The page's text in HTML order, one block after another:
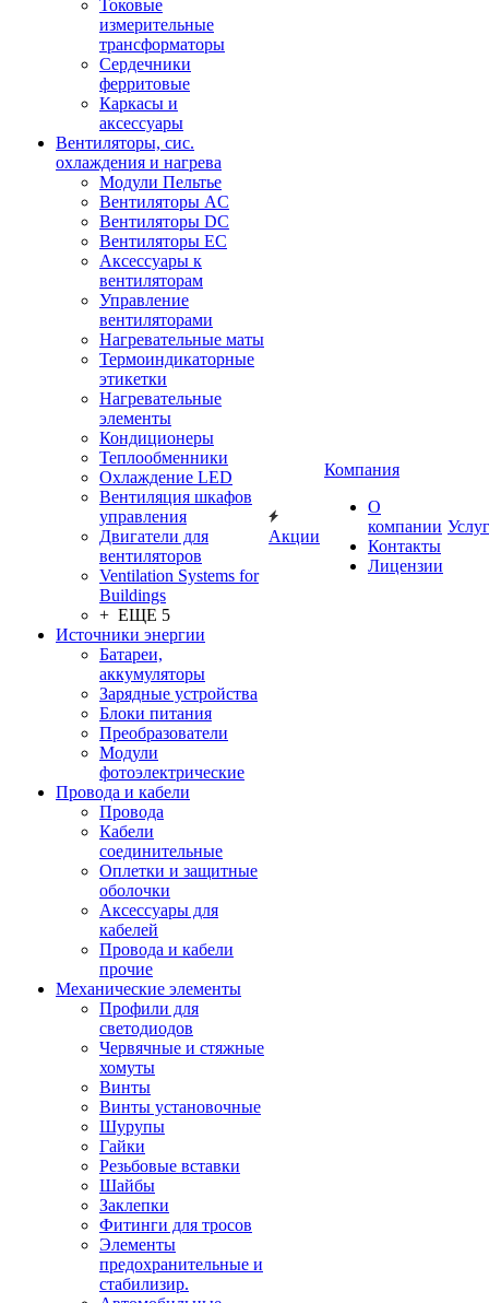
Токовые
измерительные
трансформаторы
Сердечники
ферритовые
Каркасы и
аксессуары
Вентиляторы, сис.
охлаждения и нагрева
Модули Пельтье
Вентиляторы AC
Вентиляторы DC
Вентиляторы EC
Аксессуары к
вентиляторам
Управление
вентиляторами
Нагревательные маты
Термоиндикаторные
этикетки
Нагревательные
элементы
Кондиционеры
Теплообменники
Охлаждение LED
Вентиляция шкафов
управления
Двигатели для
вентиляторов
Ventilation Systems for
Buildings
+ ЕЩЕ 5
Источники энергии
Батареи,
аккумуляторы
Зарядные устройства
Блоки питания
Преобразователи
Модули
фотоэлектрические
Провода и кабели
Провода
Кабели
соединительные
Оплетки и защитные
оболочки
Аксессуары для
кабелей
Провода и кабели
прочие
Механические элементы
Профили для
светодиодов
Червячные и стяжные
хомуты
Винты
Винты установочные
Шурупы
Гайки
Резьбовые вставки
Шайбы
Заклепки
Фитинги для тросов
Элементы
предохранительные и
стабилизир.
Акции
Компания
О
компании
Контакты
Лицензии